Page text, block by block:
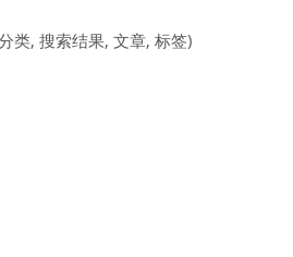
类, 搜索结果, 文章, 标签)